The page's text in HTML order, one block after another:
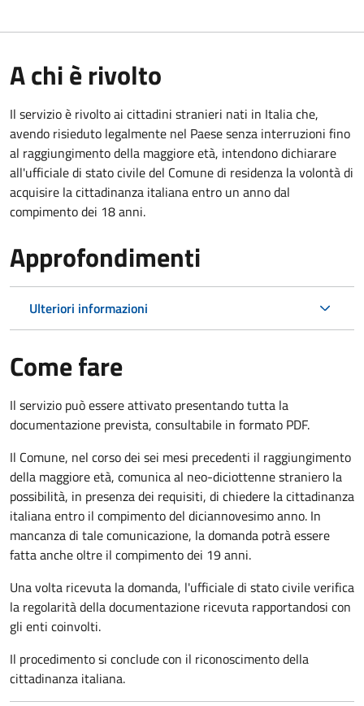
A chi è rivolto
Il servizio è rivolto ai cittadini stranieri nati in Italia che,
avendo risieduto legalmente nel Paese senza interruzioni fino
al raggiungimento della maggiore età, intendono dichiarare
all'ufficiale di stato civile del Comune di residenza la volontà di
acquisire la cittadinanza italiana entro un anno dal
compimento dei 18 anni.
Approfondimenti
Ulteriori informazioni
Come fare
Il servizio può essere attivato presentando tutta la
documentazione prevista, consultabile in formato PDF.
Il Comune, nel corso dei sei mesi precedenti il raggiungimento
della maggiore età, comunica al neo-diciottenne straniero la
possibilità, in presenza dei requisiti, di chiedere la cittadinanza
italiana entro il compimento del diciannovesimo anno. In
mancanza di tale comunicazione, la domanda potrà essere
fatta anche oltre il compimento dei 19 anni.
Una volta ricevuta la domanda, l'ufficiale di stato civile verifica
la regolarità della documentazione ricevuta rapportandosi con
gli enti coinvolti.
Il procedimento si conclude con il riconoscimento della
cittadinanza italiana.